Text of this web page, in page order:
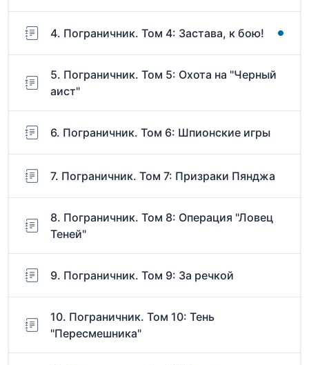
4. Пограничник. Том 4: Застава, к бою!
5. Пограничник. Том 5: Охота на "Черный
аист"
6. Пограничник. Том 6: Шпионские игры
7. Пограничник. Том 7: Призраки Пянджа
8. Пограничник. Том 8: Операция "Ловец
Теней"
9. Пограничник. Том 9: За речкой
10. Пограничник. Том 10: Тень
"Пересмешника"